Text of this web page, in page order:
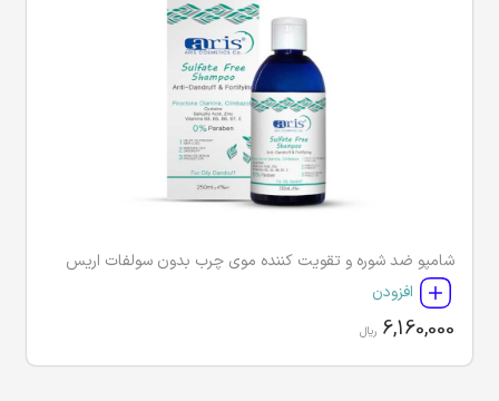
شامپو ضد شوره و تقویت کننده موی چرب بدون سولفات اریس
افزودن
6,160,000 ریال